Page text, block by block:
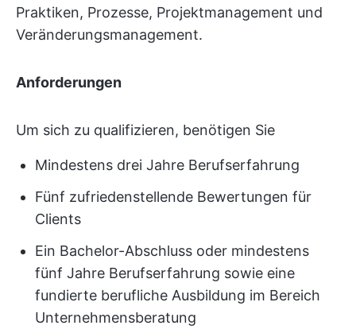
Praktiken, Prozesse, Projektmanagement und
Veränderungsmanagement.
Anforderungen
Um sich zu qualifizieren, benötigen Sie
Mindestens drei Jahre Berufserfahrung
Fünf zufriedenstellende Bewertungen für
Clients
Ein Bachelor-Abschluss oder mindestens
fünf Jahre Berufserfahrung sowie eine
fundierte berufliche Ausbildung im Bereich
Unternehmensberatung